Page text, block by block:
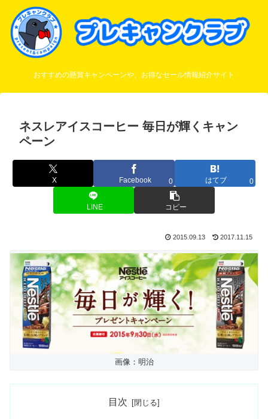
おすすめの懸賞キャンペーンや、お得なセール情報紹介サイト
ネスレアイスコーヒー 毎日が輝くキャン
ペーン
X Facebook 0 はてブ 0
LINE コピー
2015.09.13 2017.11.15
画像：明治
目次